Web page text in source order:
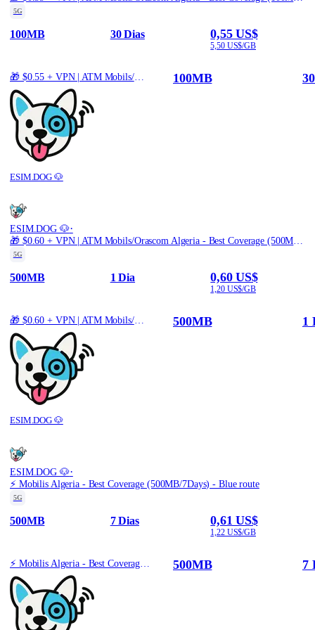
5G
100MB 30 Dias 0,55 US$
5,50 US$/GB
🎁 $0.55 + VPN | ATM Mobils/Orascom Algeria - Best Coverage (100MB/30Days) - Black route
ESIM.DOG 🐶
100MB
ESIM.DOG 🐶·
5G
500MB 1 Dia 0,60 US$
1,20 US$/GB
🎁 $0.60 + VPN | ATM Mobils/Orascom Algeria - Best Coverage (500MB/1Days) - Black route
ESIM.DOG 🐶
500MB 1
ESIM.DOG 🐶·
⚡️ Mobilis Algeria - Best Coverage (500MB/7Days) - Blue route
5G
500MB 7 Dias 0,61 US$
1,22 US$/GB
500MB 7